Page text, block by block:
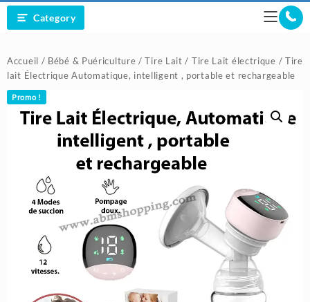
Category
Accueil / Bébé & Puériculture /Tire Lait / Tire Lait électrique / Tire
lait Électrique Automatique, intelligent , portable et rechargeable
Promo !